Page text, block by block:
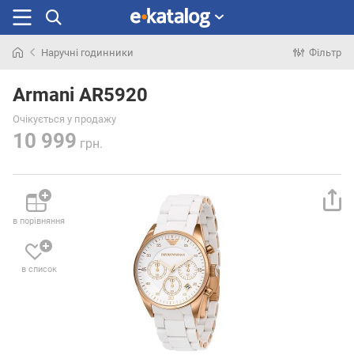
раніше
Наручні годинники Фільтр
Armani AR5920
Очікується у продажу
10 999 грн.
в порівняння
в список